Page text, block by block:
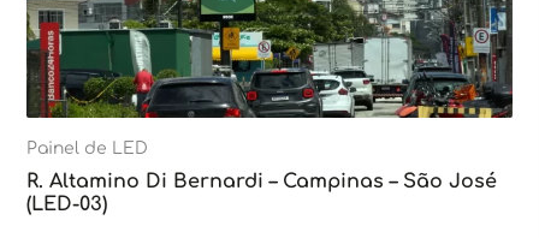
Painel de LED
R. Altamino Di Bernardi – Campinas – São José
(LED-03)